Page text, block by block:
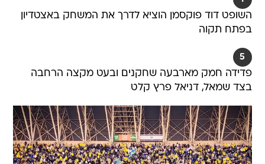
השופט דוד פוקסמן הוציא לדרך את המשחק באצטדיון
בפתח תקוה
5
פדידה חמק מארבעה שחקנים ובעט מקצה הרחבה
בצד שמאל, דניאל פרץ קלט